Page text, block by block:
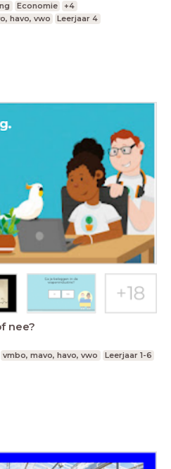
Economie
+4
havo, vwo Leerjaar 4
nee?
vmbo, mavo, havo, vwo Leerjaar 1-6